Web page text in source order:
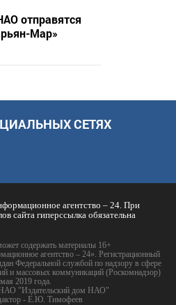
отправятся
Мар»
СЕТЯХ
агентство – 24. При
сайта гиперссылка обязательна
содержать материалы 16+
агентство – 24». Регистрационный
Федеральной службой по надзору в сфере
и массовых коммуникаций (Роскомнадзор)
2019 года.
"Издательский дом НАО"
- Е.Ю. Тимофеев